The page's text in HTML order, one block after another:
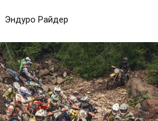
Эндуро Райдер